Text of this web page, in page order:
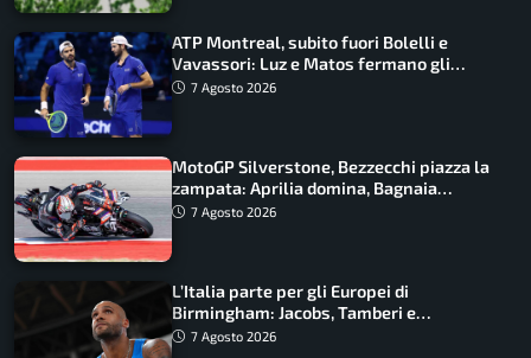
ATP Montreal, subito fuori Bolelli e
Vavassori: Luz e Matos fermano gli
azzurri
7 Agosto 2026
MotoGP Silverstone, Bezzecchi piazza la
zampata: Aprilia domina, Bagnaia
costretto al Q1
7 Agosto 2026
L’Italia parte per gli Europei di
Birmingham: Jacobs, Tamberi e
Battocletti guidano una spedizione
7 Agosto 2026